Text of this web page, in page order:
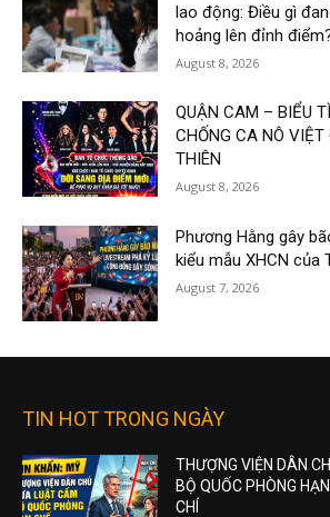
lao động: Điều gì
hoảng lên đỉnh
August 8, 2026
QUẬN CAM – BIỂU
CHỐNG CA NÔ VIỆT
THIÊN
August 8, 2026
Phương Hằng gây
kiểu mẫu XHCN của
August 7, 2026
TIN HOT TRONG NGÀY
THƯỢNG VIỆN DÂN
BỘ QUỐC PHÒNG
CHÍ